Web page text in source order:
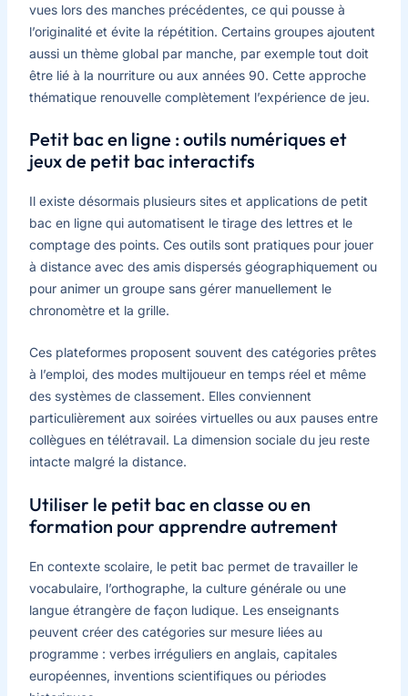
vues lors des manches précédentes, ce qui pousse à
l’originalité et évite la répétition. Certains groupes ajoutent
aussi un thème global par manche, par exemple tout doit
être lié à la nourriture ou aux années 90. Cette approche
thématique renouvelle complètement l’expérience de jeu.
Petit bac en ligne : outils numériques et
jeux de petit bac interactifs
Il existe désormais plusieurs sites et applications de petit
bac en ligne qui automatisent le tirage des lettres et le
comptage des points. Ces outils sont pratiques pour jouer
à distance avec des amis dispersés géographiquement ou
pour animer un groupe sans gérer manuellement le
chronomètre et la grille.
Ces plateformes proposent souvent des catégories prêtes
à l’emploi, des modes multijoueur en temps réel et même
des systèmes de classement. Elles conviennent
particulièrement aux soirées virtuelles ou aux pauses entre
collègues en télétravail. La dimension sociale du jeu reste
intacte malgré la distance.
Utiliser le petit bac en classe ou en
formation pour apprendre autrement
En contexte scolaire, le petit bac permet de travailler le
vocabulaire, l’orthographe, la culture générale ou une
langue étrangère de façon ludique. Les enseignants
peuvent créer des catégories sur mesure liées au
programme : verbes irréguliers en anglais, capitales
européennes, inventions scientifiques ou périodes